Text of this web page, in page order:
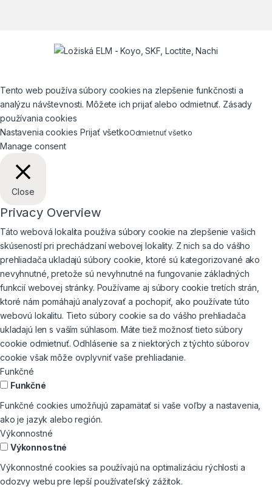
Tento web používa súbory cookies na zlepšenie funkčnosti a
analýzu návštevnosti. Môžete ich prijať alebo odmietnuť. Zásady
používania cookies
Nastavenia cookies Prijať všetkoOdmietnuť všetko
Manage consent
Close
Privacy Overview
Táto webová lokalita používa súbory cookie na zlepšenie vašich
skúseností pri prechádzaní webovej lokality. Z nich sa do vášho
prehliadača ukladajú súbory cookie, ktoré sú kategorizované ako
nevyhnutné, pretože sú nevyhnutné na fungovanie základných
funkcií webovej stránky. Používame aj súbory cookie tretích strán,
ktoré nám pomáhajú analyzovať a pochopiť, ako používate túto
webovú lokalitu. Tieto súbory cookie sa do vášho prehliadača
ukladajú len s vaším súhlasom. Máte tiež možnosť tieto súbory
cookie odmietnuť. Odhlásenie sa z niektorých z týchto súborov
cookie však môže ovplyvniť vaše prehliadanie.
Funkčné
Funkčné
Funkčné cookies umožňujú zapamätať si vaše voľby a nastavenia,
ako je jazyk alebo región.
Výkonnostné
Výkonnostné
Výkonnostné cookies sa používajú na optimalizáciu rýchlosti a
odozvy webu pre lepší používateľský zážitok.